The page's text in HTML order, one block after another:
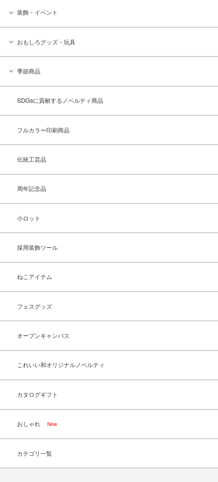
装飾・イベント
おもしろグッズ・玩具
季節商品
SDGsに貢献するノベルティ商品
フルカラー印刷商品
伝統工芸品
周年記念品
小ロット
採用装飾ツール
ねこアイテム
フェスグッズ
オープンキャンパス
これいい和オリジナルノベルティ
カタログギフト
おしゃれ New
カテゴリ一覧